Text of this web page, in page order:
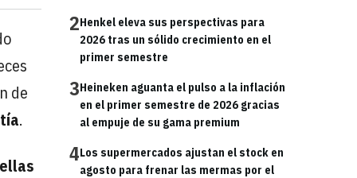
2Henkel eleva sus perspectivas para
2026 tras un sólido crecimiento en el
primer semestre
3Heineken aguanta el pulso a la inflación
en el primer semestre de 2026 gracias
al empuje de su gama premium
4Los supermercados ajustan el stock en
agosto para frenar las mermas por el
de
.